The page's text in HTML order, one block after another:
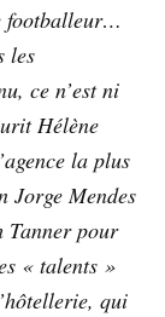
footballeur…
les
ce n’est ni
Hélène
la plus
Jorge Mendes
Tanner pour
« talents »
qui